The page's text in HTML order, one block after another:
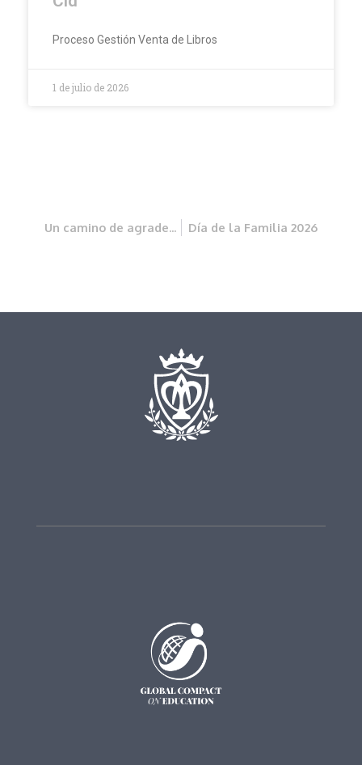
Proceso Gestión Venta de Libros
1 de julio de 2026
Día de la Familia 2026